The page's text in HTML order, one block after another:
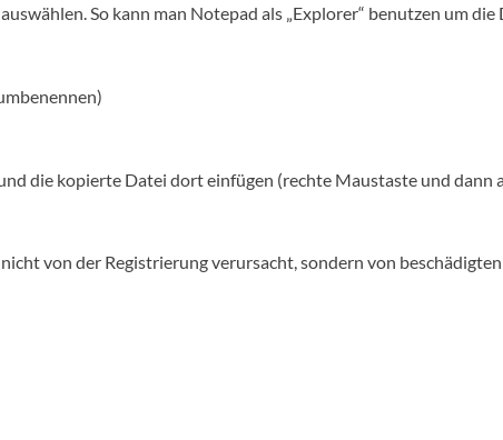
auswählen. So kann man Notepad als „Explorer“ benutzen um die
die kopierte Datei dort einfügen (rechte Maustaste und dann
von der Registrierung verursacht, sondern von